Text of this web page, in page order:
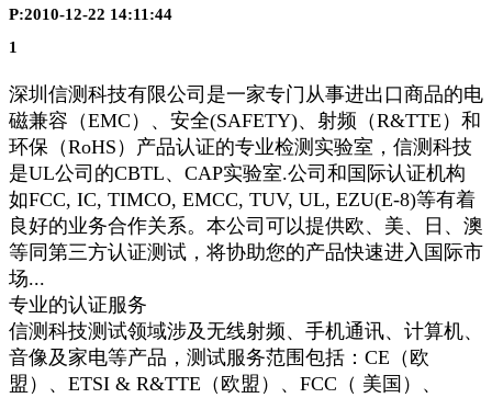
P:2010-12-22 14:11:44
1
深圳信测科技有限公司是一家专门从事进出口商品的电
磁兼容（EMC）、安全(SAFETY)、射频（R&TTE）和
环保（RoHS）产品认证的专业检测实验室，信测科技
是UL公司的CBTL、CAP实验室.公司和国际认证机构
如FCC, IC, TIMCO, EMCC, TUV, UL, EZU(E-8)等有着
良好的业务合作关系。本公司可以提供欧、美、日、澳
等同第三方认证测试，将协助您的产品快速进入国际市
场...
专业的认证服务
信测科技测试领域涉及无线射频、手机通讯、计算机、
音像及家电等产品，测试服务范围包括：CE（欧
盟）、ETSI & R&TTE（欧盟）、FCC（ 美国）、